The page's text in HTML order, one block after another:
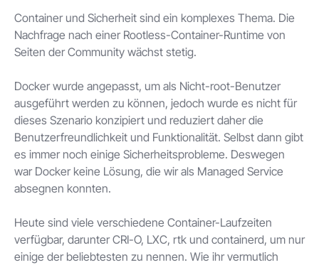
Container und Sicherheit sind ein komplexes Thema. Die
Nachfrage nach einer Rootless-Container-Runtime von
Seiten der Community wächst stetig.
Docker wurde angepasst, um als Nicht-root-Benutzer
ausgeführt werden zu können, jedoch wurde es nicht für
dieses Szenario konzipiert und reduziert daher die
Benutzerfreundlichkeit und Funktionalität. Selbst dann gibt
es immer noch einige Sicherheitsprobleme. Deswegen
war Docker keine Lösung, die wir als Managed Service
absegnen konnten.
Heute sind viele verschiedene Container-Laufzeiten
verfügbar, darunter CRI-O, LXC, rtk und containerd, um nur
einige der beliebtesten zu nennen. Wie ihr vermutlich